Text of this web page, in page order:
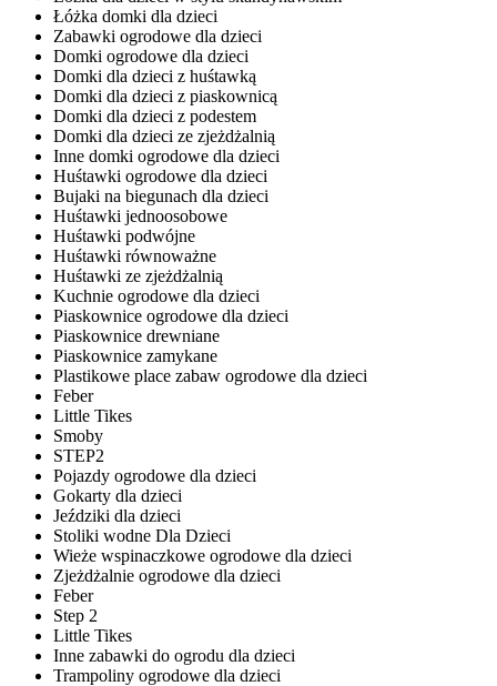
Łóżka domki dla dzieci
Zabawki ogrodowe dla dzieci
Domki ogrodowe dla dzieci
Domki dla dzieci z huśtawką
Domki dla dzieci z piaskownicą
Domki dla dzieci z podestem
Domki dla dzieci ze zjeżdżalnią
Inne domki ogrodowe dla dzieci
Huśtawki ogrodowe dla dzieci
Bujaki na biegunach dla dzieci
Huśtawki jednoosobowe
Huśtawki podwójne
Huśtawki równoważne
Huśtawki ze zjeżdżalnią
Kuchnie ogrodowe dla dzieci
Piaskownice ogrodowe dla dzieci
Piaskownice drewniane
Piaskownice zamykane
Plastikowe place zabaw ogrodowe dla dzieci
Feber
Little Tikes
Smoby
STEP2
Pojazdy ogrodowe dla dzieci
Gokarty dla dzieci
Jeździki dla dzieci
Stoliki wodne Dla Dzieci
Wieże wspinaczkowe ogrodowe dla dzieci
Zjeżdżalnie ogrodowe dla dzieci
Feber
Step 2
Little Tikes
Inne zabawki do ogrodu dla dzieci
Trampoliny ogrodowe dla dzieci